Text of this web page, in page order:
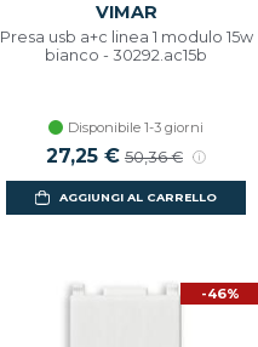
VIMAR
Presa usb a+c linea 1 modulo 15w
bianco - 30292.ac15b
Disponibile 1-3 giorni
27,25 € 50,36 €
AGGIUNGI AL CARRELLO
-46%